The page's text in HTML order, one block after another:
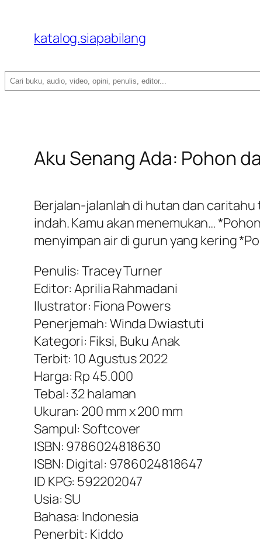
katalog.siapabilang
Search
Aku Senang Ada: Pohon
Berjalan-jalanlah di hutan dan
indah. Kamu akan menemukan…
menyimpan air di gurun yang kering
Penulis: Tracey Turner
Editor: Aprilia Rahmadani
Ilustrator: Fiona Powers
Penerjemah: Winda Dwiastuti
Kategori: Fiksi, Buku Anak
Terbit: 10 Agustus 2022
Harga: Rp 45.000
Tebal: 32 halaman
Ukuran: 200 mm x 200 mm
Sampul: Softcover
ISBN: 9786024818630
ISBN: Digital: 9786024818647
ID KPG: 592202047
Usia: SU
Bahasa: Indonesia
Penerbit: Kiddo